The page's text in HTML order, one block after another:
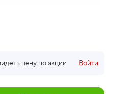
цену по акции Войти